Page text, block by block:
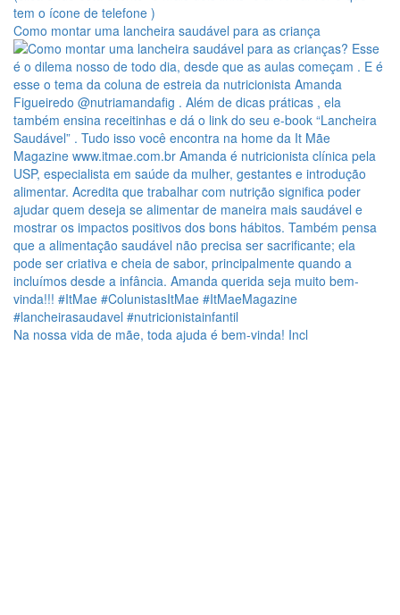
Como montar uma lancheira saudável para as criança
Na nossa vida de mãe, toda ajuda é bem-vinda! Incl